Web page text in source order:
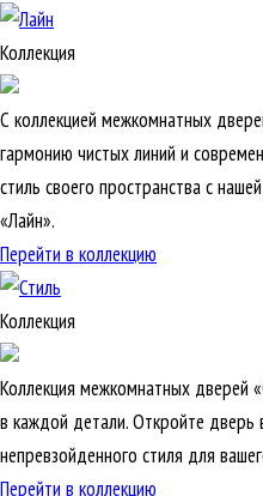
Коллекция
С коллекцией межкомнатных
гармонию чистых линий и
стиль своего пространства с
«Лайн».
Перейти в коллекцию
Коллекция
Коллекция межкомнатных дверей
в каждой детали. Откройте дверь
непревзойденного стиля для
Перейти в коллекцию